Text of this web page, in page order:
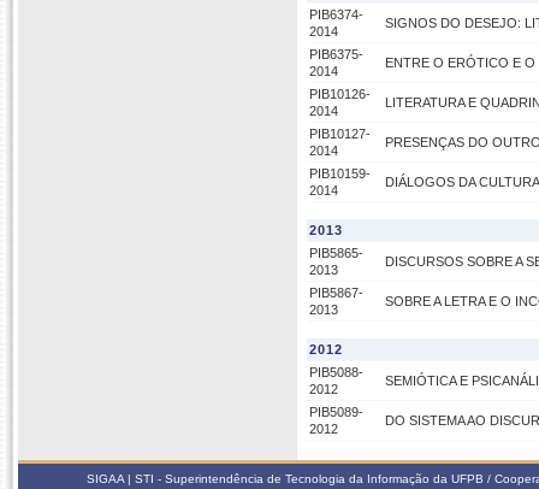
PIB6374-
2014
SIGNOS DO DESEJO:
PIB6375-
2014
ENTRE O ERÓTICO E
PIB10126-
2014
LITERATURA E
PIB10127-
2014
PRESENÇAS DO
PIB10159-
2014
DIÁLOGOS DA
2013
PIB5865-
2013
DISCURSOS SOBRE A
PIB5867-
2013
SOBRE A LETRA E O
2012
PIB5088-
2012
SEMIÓTICA E
PIB5089-
2012
DO SISTEMA AO
SIGAA | STI - Superintendência de Tecnologia da Informação da UFPB /